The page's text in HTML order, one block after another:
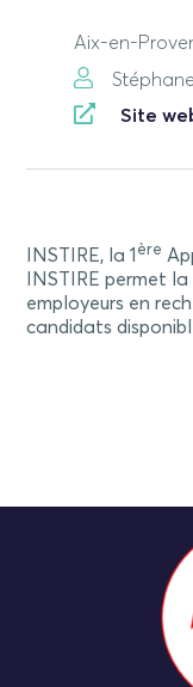
Aix-en-
Site
INSTIRE, la 1 ère
INSTIRE permet
employeurs en
candidats